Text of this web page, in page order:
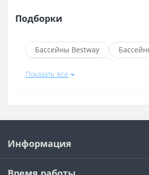
Подборки
Бассейны Bestway
Бассейны Bestway диаметр 305
Показать все
Информация